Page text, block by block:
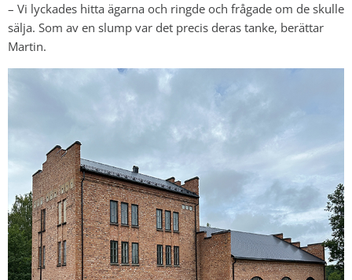
– Vi lyckades hitta ägarna och ringde och frågade om de skulle
sälja. Som av en slump var det precis deras tanke, berättar
Martin.